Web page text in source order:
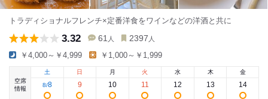
トラディショナルフレンチ×定番洋食をワインなどの洋酒と共に
3.32 61 人 2397 人
￥4,000～￥4,999 ￥1,000～￥1,999
空席
情報
土
8/8
日
9
月
10
火
11
水
12
木
13
金
14